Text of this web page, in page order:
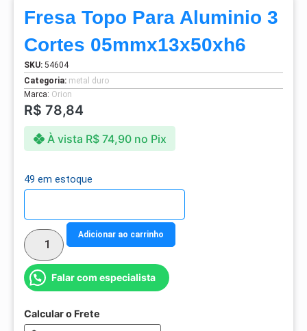
Fresa Topo Para Aluminio 3
Cortes 05mmx13x50xh6
SKU: 54604
Categoria: metal duro
Marca: Orion
R$ 78,84
À vista R$74,90 no Pix
49 em estoque
Adicionar ao carrinho
Falar com especialista
Calcular o Frete